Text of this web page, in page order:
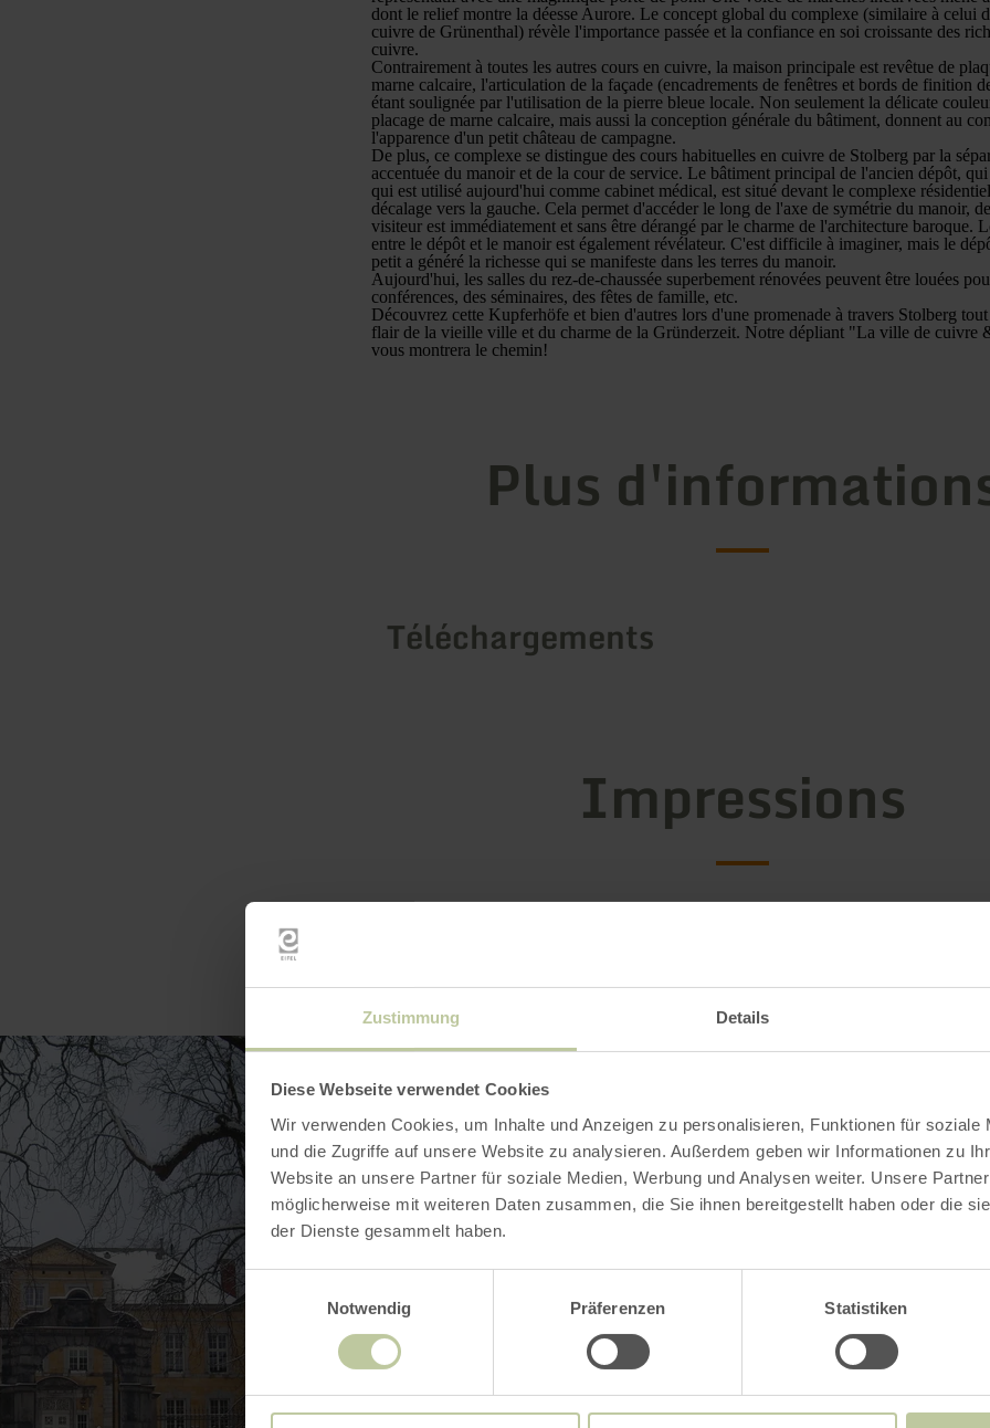
Zustimmung Details
Diese Webseite verwendet Cookies
Wir verwenden Cookies, um Inhalte und Anzeigen zu personalisieren, Funktionen für soziale
und die Zugriffe auf unsere Website zu analysieren. Außerdem geben wir Informationen zu
Website an unsere Partner für soziale Medien, Werbung und Analysen weiter. Unsere
möglicherweise mit weiteren Daten zusammen, die Sie ihnen bereitgestellt haben oder die
der Dienste gesammelt haben.
Einwilligungsauswahl
Notwendig
Präferenzen Statistiken
dont le relief montre la déesse Aurore. Le concept global du complexe (similaire à celui
cuivre de Grünenthal) révèle l'importance passée et la confiance en soi croissante des
cuivre.
Contrairement à toutes les autres cours en cuivre, la maison principale est revêtue de
marne calcaire, l'articulation de la façade (encadrements de fenêtres et bords de finition
étant soulignée par l'utilisation de la pierre bleue locale. Non seulement la délicate
placage de marne calcaire, mais aussi la conception générale du bâtiment, donnent au
l'apparence d'un petit château de campagne.
De plus, ce complexe se distingue des cours habituelles en cuivre de Stolberg par la
accentuée du manoir et de la cour de service. Le bâtiment principal de l'ancien dépôt,
qui est utilisé aujourd'hui comme cabinet médical, est situé devant le complexe
décalage vers la gauche. Cela permet d'accéder le long de l'axe de symétrie du manoir,
visiteur est immédiatement et sans être dérangé par le charme de l'architecture baroque.
entre le dépôt et le manoir est également révélateur. C'est difficile à imaginer, mais le
petit a généré la richesse qui se manifeste dans les terres du manoir.
Aujourd'hui, les salles du rez-de-chaussée superbement rénovées peuvent être louées
conférences, des séminaires, des fêtes de famille, etc.
Découvrez cette Kupferhöfe et bien d'autres lors d'une promenade à travers Stolberg
flair de la vieille ville et du charme de la Gründerzeit. Notre dépliant "La ville de cuivre
vous montrera le chemin!
Plus
Téléchargements
Impressions